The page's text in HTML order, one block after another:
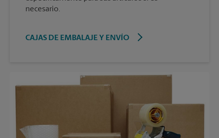
necesario.
CAJAS DE EMBALAJE Y ENVÍO